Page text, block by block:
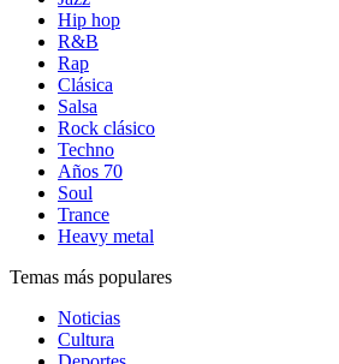
Hip hop
R&B
Rap
Clásica
Salsa
Rock clásico
Techno
Años 70
Soul
Trance
Heavy metal
Temas más populares
Noticias
Cultura